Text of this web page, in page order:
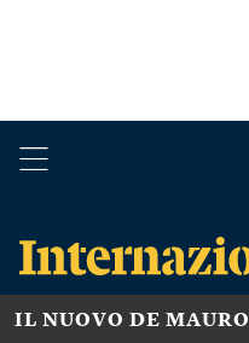
IL NUOVO DE MAURO